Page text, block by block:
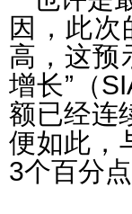
因，此次
高，这预
增长”（
额已经连
便如此，
3个百分